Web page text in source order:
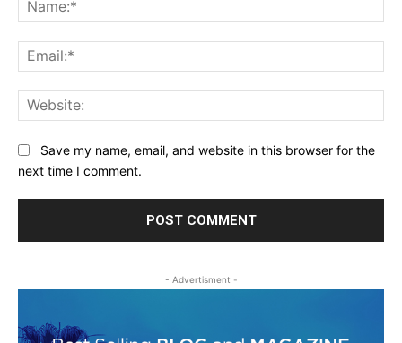
Save my name, email, and website in this browser for the
next time I comment.
- Advertisment -